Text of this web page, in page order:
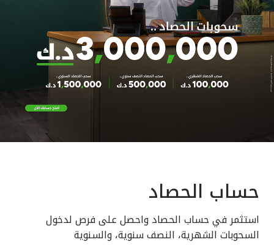
حساب الحصاد
استثمر في حساب الحصاد واحصل على فرص لدخول
السحوبات الشهرية، النصف سنوية، والسنوية